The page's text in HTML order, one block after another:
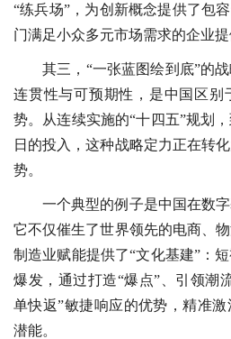
“练兵场”，为创新概念提供了包
门满足小众多元市场需求的企业提
其三，“一张蓝图绘到底”的
连贯性与可预期性，是中国区别
势。从连续实施的“十四五”规划
日的投入，这种战略定力正在转
势。
一个典型的例子是中国在数
它不仅催生了世界领先的电商、
制造业赋能提供了“文化基建”：
爆发，通过打造“爆点”、引领潮
单快返”敏捷响应的优势，精准
潜能。